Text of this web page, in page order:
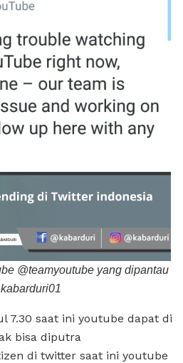
@teamyoutube yang dipantau
7.30 saat ini youtube dapat di
bisa diputra
di twitter saat ini youtube